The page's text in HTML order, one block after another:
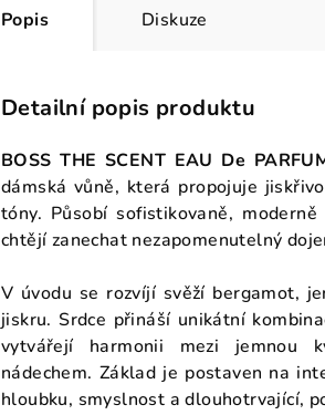
Popis Diskuze
Detailní popis produktu
BOSS THE SCENT EAU De
dámská vůně, která propojuje
tóny. Působí sofistikovaně,
chtějí zanechat nezapomenutelný
V úvodu se rozvíjí svěží bergamot,
jiskru. Srdce přináší unikátní
vytvářejí harmonii mezi jemnou
nádechem. Základ je postaven na
hloubku, smyslnost a dlouhotrvající,